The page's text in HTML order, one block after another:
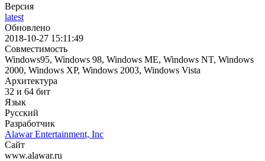
Версия
latest
Обновлено
2018-10-27 15:11:49
Совместимость
Windows95, Windows 98, Windows ME, Windows NT, Windows
2000, Windows XP, Windows 2003, Windows Vista
Архитектура
32 и 64 бит
Язык
Русский
Разработчик
Alawar Entertainment, Inc
Сайт
www.alawar.ru